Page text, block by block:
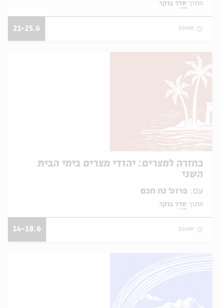
מתוך: סדר בוקר
zoom
21-25.6
בחזרה למצרים: יהודי מצרים בימי הבית
השני
עם:
מתוך: סדר בוקר
zoom
14-18.6